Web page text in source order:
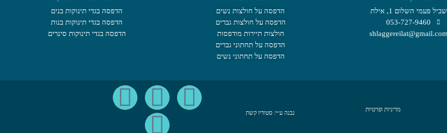
שביל פעמי השלום 1, אילת​
053-727-9460
shlaggereilat@gmail.com
הדפסה על חולצות נשים
הדפסה על חולצות גברים
חולצות תיירות מודפסות
הדפסה על תחתוני גברים
הדפסה על תחתוני נשים
הדפסה בגדי תינוקות בנים
הדפסה בגדי תינוקות בנות
הדפסה בגדי תינוקות סינרים
מדיניות ופרטיות
נבנה ע״י: סטודיו קשת